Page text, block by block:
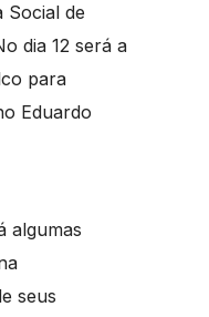
Social de
dia 12 será a
para
Eduardo
algumas
seus